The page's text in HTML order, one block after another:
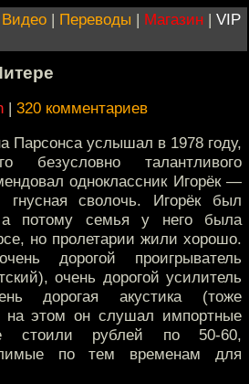
Видео | Переводы | Магазин | VIP
| 320 комментариев
Парсонса услышал в 1978 году,
талантливого
одноклассник Игорёк —
гнусная сволочь. Игорёк был
а потому семья у него была
но пролетарии жили хорошо.
дорогой проигрыватель
очень дорогой усилитель
дорогая акустика (тоже
на этом он слушал импортные
стоили рублей по 50-60,
по тем временам для